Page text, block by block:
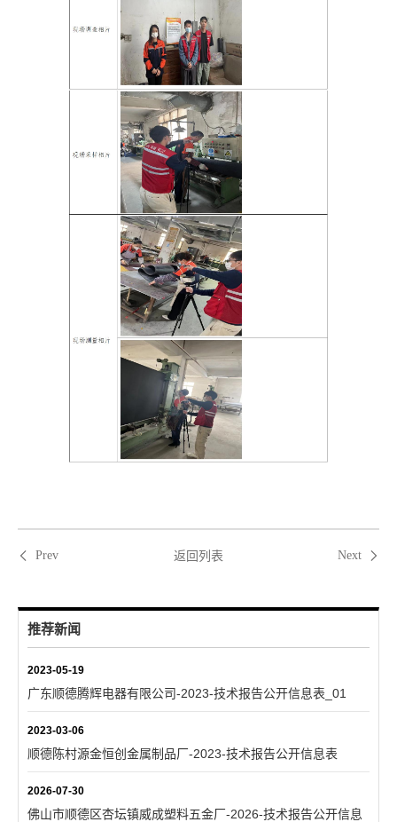
Prev 返回列表 Next
推荐新闻
2023-05-19
广东顺德腾辉电器有限公司-2023-技术报告公开信息表_01
2023-03-06
顺德陈村源金恒创金属制品厂-2023-技术报告公开信息表
2026-07-30
佛山市顺德区杏坛镇威成塑料五金厂-2026-技术报告公开信息